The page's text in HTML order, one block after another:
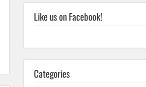
Like us on Facebook!
Categories